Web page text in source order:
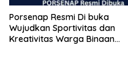
Porsenap Resmi Di buka
Wujudkan Sportivitas dan
Kreativitas Warga Binaan